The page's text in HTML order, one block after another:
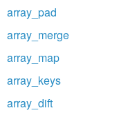
array_pad
array_merge
array_map
array_keys
array_dift